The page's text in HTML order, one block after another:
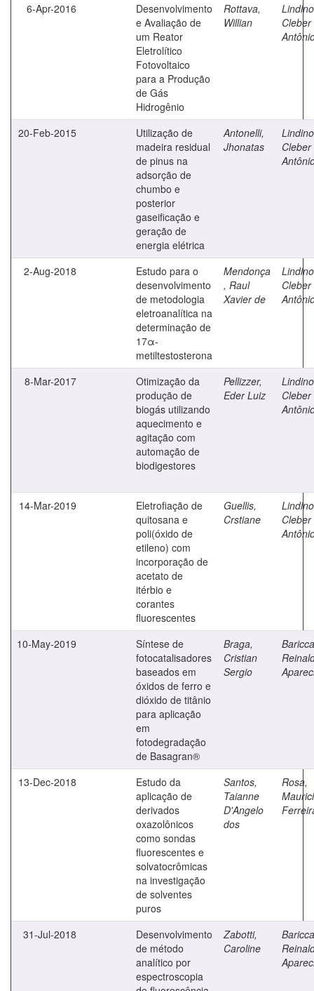
6-Apr-2016
Desenvolvimento
e Avaliação de
um Reator
Eletrolítico
Fotovoltaico
para a Produção
de Gás
Hidrogênio
Rottava,
Willian
Cleber
20-Feb-2015
Utilização de
madeira residual
de pinus na
adsorção de
chumbo e
posterior
gaseificação e
geração de
energia elétrica
Antonelli,
Jhonatas
Cleber
2-Aug-2018
Estudo para o
desenvolvimento
de metodologia
eletroanalítica na
determinação de
17α-
metiltestosterona
Mendonça
, Raul
Xavier de
Cleber
8-Mar-2017
Otimização da
produção de
biogás utilizando
aquecimento e
agitação com
automação de
biodigestores
Pellizzer,
Eder Luiz
Cleber
14-Mar-2019
Eletrofiação de
quitosana e
poli(óxido de
etileno) com
incorporação de
acetato de
itérbio e
corantes
fluorescentes
Guellis,
Crstiane
Cleber
10-May-2019
Síntese de
fotocatalisadores
baseados em
óxidos de ferro e
dióxido de titânio
para aplicação
em
fotodegradação
de Basagran®
Braga,
Cristian
Sergio
13-Dec-2018
Estudo da
aplicação de
derivados
oxazolônicos
como sondas
fluorescentes e
solvatocrômicas
na investigação
de solventes
puros
Santos,
Taianne
D'Angelo
dos
Rosa,
31-Jul-2018
Desenvolvimento
de método
analítico por
espectroscopia
Zabotti,
Caroline